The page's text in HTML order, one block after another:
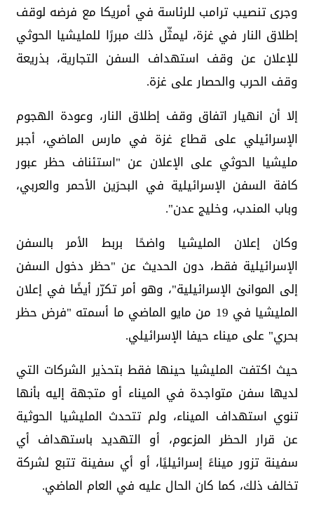
وجرى تنصيب ترامب للرئاسة في أمريكا مع فرضه لوقف
إطلاق النار في غزة، ليمثّل ذلك مبررًا للمليشيا الحوثي
للإعلان عن وقف استهداف السفن التجارية، بذريعة
وقف الحرب والحصار على غزة.
إلا أن انهيار اتفاق وقف إطلاق النار، وعودة الهجوم
الإسرائيلي على قطاع غزة في مارس الماضي، أجبر
مليشيا الحوثي على الإعلان عن "استئناف حظر عبور
كافة السفن الإسرائيلية في البحرَين الأحمر والعربي،
وباب المندب، وخليج عدن".
وكان إعلان المليشيا واضحًا بربط الأمر بالسفن
الإسرائيلية فقط، دون الحديث عن "حظر دخول السفن
إلى الموانئ الإسرائيلية"، وهو أمر تكرّر أيضًا في إعلان
المليشيا في 19 من مايو الماضي ما أسمته "فرض حظر
بحري" على ميناء حيفا الإسرائيلي.
حيث اكتفت المليشيا حينها فقط بتحذير الشركات التي
لديها سفن متواجدة في الميناء أو متجهة إليه بأنها
تنوي استهداف الميناء، ولم تتحدث المليشيا الحوثية
عن قرار الحظر المزعوم، أو التهديد باستهداف أي
سفينة تزور ميناءً إسرائيليًا، أو أي سفينة تتبع لشركة
تخالف ذلك، كما كان الحال عليه في العام الماضي.